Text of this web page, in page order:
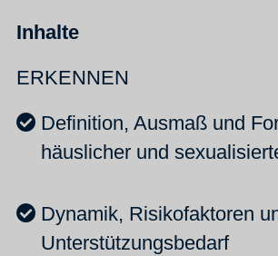
Inhalte
ERKENNEN
Definition, Ausmaß und
häuslicher und
Dynamik, Risikofaktoren
Unterstützungsbedarf